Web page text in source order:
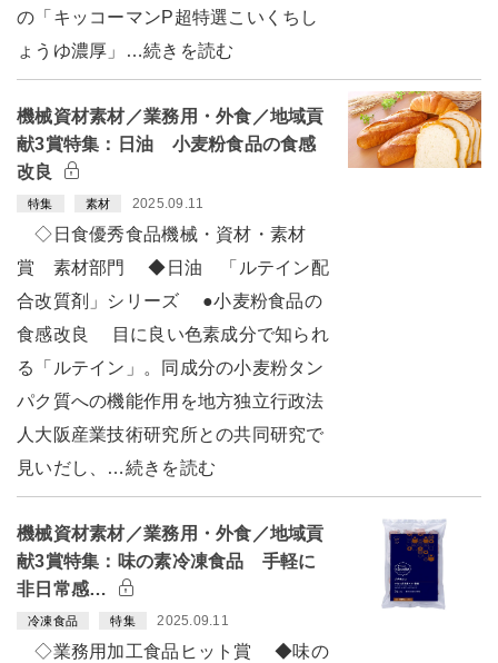
の「キッコーマンP超特選こいくちし
ょうゆ濃厚」…続きを読む
機械資材素材／業務用・外食／地域貢
献3賞特集：日油 小麦粉食品の食感
改良
特集 素材 2025.09.11
◇日食優秀食品機械・資材・素材
賞 素材部門 ◆日油 「ルテイン配
合改質剤」シリーズ ●小麦粉食品の
食感改良 目に良い色素成分で知られ
る「ルテイン」。同成分の小麦粉タン
パク質への機能作用を地方独立行政法
人大阪産業技術研究所との共同研究で
見いだし、…続きを読む
機械資材素材／業務用・外食／地域貢
献3賞特集：味の素冷凍食品 手軽に
非日常感…
冷凍食品 特集 2025.09.11
◇業務用加工食品ヒット賞 ◆味の